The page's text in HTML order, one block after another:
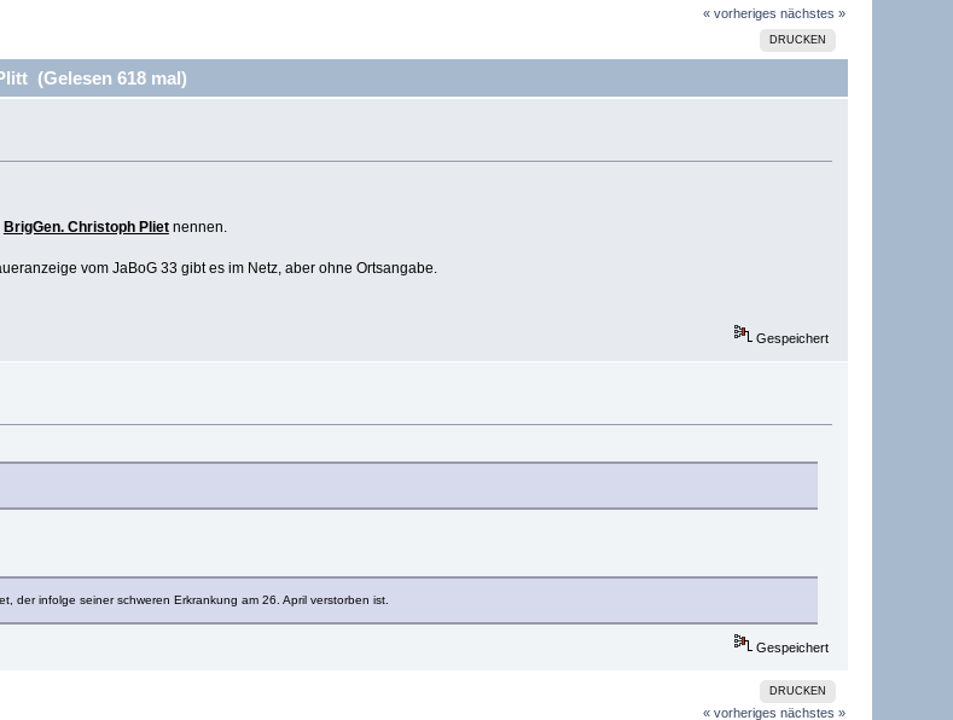
« vorheriges nächstes »
DRUCKEN
(Gelesen 618 mal)
BrigGen. Christoph Plietnennen.
vom JaBoG 33 gibt es im Netz, aber ohne Ortsangabe.
Gespeichert
der infolge seiner schweren Erkrankung am 26. April verstorben ist.
Gespeichert
DRUCKEN
« vorheriges nächstes »